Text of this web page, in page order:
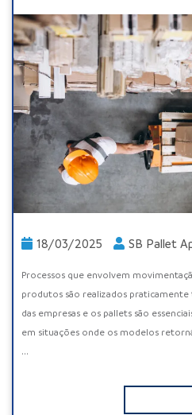
18/03/2025 SB Pallet
Processos que envolvem
produtos são realizados
das empresas e os pallets são
em situações onde os modelos
...